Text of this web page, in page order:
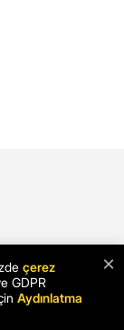
×
çerez
GDPR
Aydınlatma